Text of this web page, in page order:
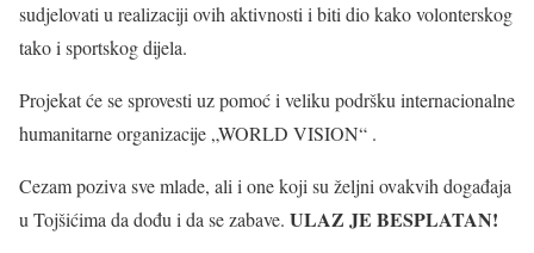
sudjelovati u realizaciji ovih aktivnosti i biti dio kako volonterskog
tako i sportskog dijela.
Projekat će se sprovesti uz pomoć i veliku podršku internacionalne
humanitarne organizacije „WORLD VISION“ .
Cezam poziva sve mlade, ali i one koji su željni ovakvih događaja
u Tojšićima da dođu i da se zabave. ULAZ JE BESPLATAN!